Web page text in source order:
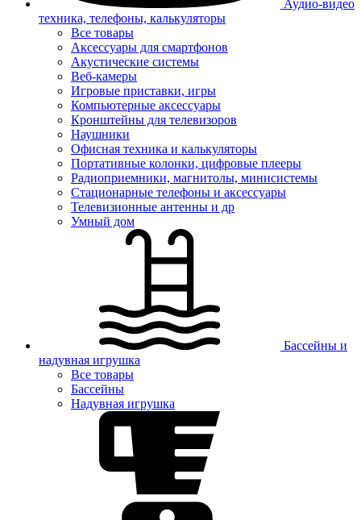
Аудио-видео
техника, телефоны, калькуляторы
Все товары
Аксессуары для смартфонов
Акустические системы
Веб-камеры
Игровые приставки, игры
Компьютерные аксессуары
Кронштейны для телевизоров
Наушники
Офисная техника и калькуляторы
Портативные колонки, цифровые плееры
Радиоприемники, магнитолы, минисистемы
Стационарные телефоны и аксессуары
Телевизионные антенны и др
Умный дом
Бассейны и
надувная игрушка
Все товары
Бассейны
Надувная игрушка